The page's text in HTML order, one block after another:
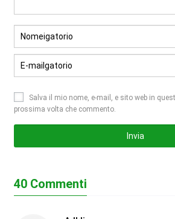
Salva il mio nome, e-mail, e sito web in
prossima volta che commento.
40 Commenti